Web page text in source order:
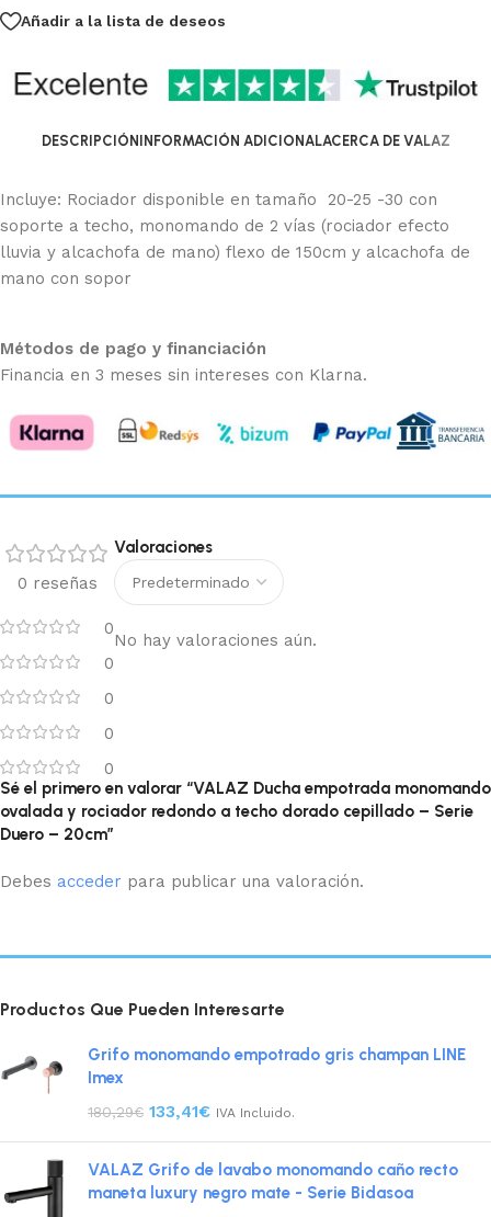
Añadir a la lista de deseos
DESCRIPCIÓN INFORMACIÓN ADICIONALACERCA DE VALAZ
Incluye: Rociador disponible en tamaño 20-25 -30 con
soporte a techo, monomando de 2 vías (rociador efecto
lluvia y alcachofa de mano) flexo de 150cm y alcachofa de
mano con sopor
Métodos de pago y financiación
Financia en 3 meses sin intereses con Klarna.
0 reseñas
0
0
0
0
0
Valoraciones
No hay valoraciones aún.
Sé el primero en valorar “VALAZ Ducha empotrada monomando
ovalada y rociador redondo a techo dorado cepillado – Serie
Duero – 20cm”
Debes acceder para publicar una valoración.
Productos Que Pueden Interesarte
Grifo monomando empotrado gris champan LINE
Imex
180,29€ 133,41€ IVA Incluido.
VALAZ Grifo de lavabo monomando caño recto
maneta luxury negro mate - Serie Bidasoa